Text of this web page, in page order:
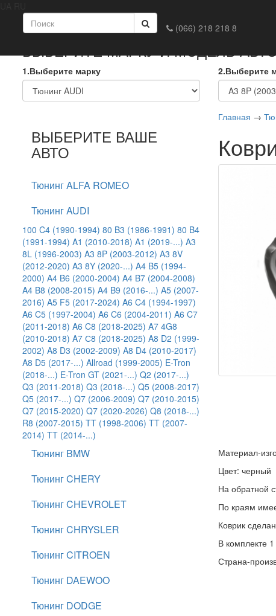
(066) 218 218 8
Главная Обмен и возврат
ВЫБЕРИТЕ МАРКУ И МОДЕЛЬ
1.Выберите марку 2.Выберите
ВЫБЕРИТЕ ВАШЕ
АВТО
Тюнинг ALFA ROMEO
Тюнинг AUDI
100 C4 (1990-1994) 80 B3 (1986-1991) 80 B4
(1991-1994) A1 (2010-2018) A1 (2019-...) A3
8L (1996-2003) A3 8P (2003-2012) A3 8V
(2012-2020) A3 8Y (2020-...) A4 B5 (1994-
2000) A4 B6 (2000-2004) A4 B7 (2004-2008)
A4 B8 (2008-2015) A4 B9 (2016-...) A5 (2007-
2016) A5 F5 (2017-2024) A6 C4 (1994-1997)
A6 C5 (1997-2004) A6 C6 (2004-2011) A6 C7
(2011-2018) A6 C8 (2018-2025) A7 4G8
(2010-2018) A7 С8 (2018-2025) A8 D2 (1999-
2002) A8 D3 (2002-2009) A8 D4 (2010-2017)
A8 D5 (2017-...) Allroad (1999-2005) E-Tron
(2018-...) E-Tron GT (2021-...) Q2 (2017-...)
Q3 (2011-2018) Q3 (2018-...) Q5 (2008-2017)
Q5 (2017-...) Q7 (2006-2009) Q7 (2010-2015)
Q7 (2015-2020) Q7 (2020-2026) Q8 (2018-...)
R8 (2007-2015) TT (1998-2006) TT (2007-
2014) TT (2014-...)
Тюнинг BMW
Тюнинг CHERY
Тюнинг CHEVROLET
Тюнинг CHRYSLER
Тюнинг CITROEN
Тюнинг DAEWOO
Тюнинг DODGE
Главная →
Материал-
Цвет: черный
На обратной
По краям
Коврик
В комплекте
Страна-